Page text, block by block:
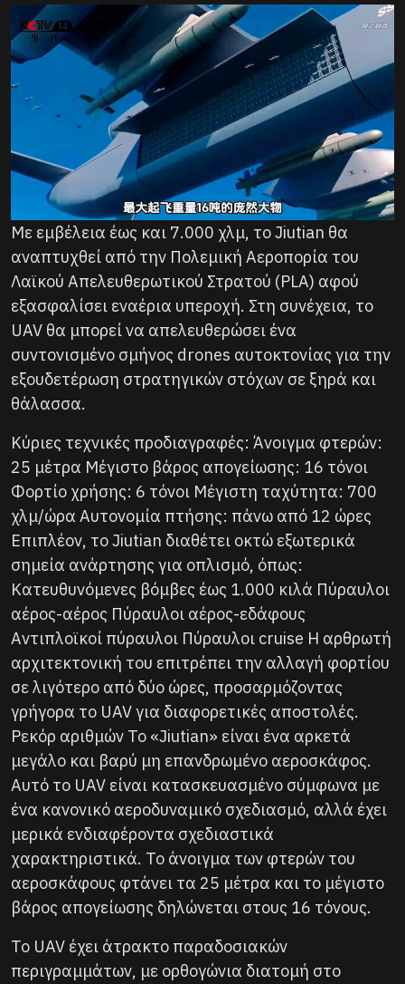
Με εμβέλεια έως και 7.000 χλμ, το Jiutian θα
αναπτυχθεί από την Πολεμική Αεροπορία του
Λαϊκού Απελευθερωτικού Στρατού (PLA) αφού
εξασφαλίσει εναέρια υπεροχή. Στη συνέχεια, το
UAV θα μπορεί να απελευθερώσει ένα
συντονισμένο σμήνος drones αυτοκτονίας για την
εξουδετέρωση στρατηγικών στόχων σε ξηρά και
θάλασσα.
Κύριες τεχνικές προδιαγραφές: Άνοιγμα φτερών:
25 μέτρα Μέγιστο βάρος απογείωσης: 16 τόνοι
Φορτίο χρήσης: 6 τόνοι Μέγιστη ταχύτητα: 700
χλμ/ώρα Αυτονομία πτήσης: πάνω από 12 ώρες
Επιπλέον, το Jiutian διαθέτει οκτώ εξωτερικά
σημεία ανάρτησης για οπλισμό, όπως:
Κατευθυνόμενες βόμβες έως 1.000 κιλά Πύραυλοι
αέρος-αέρος Πύραυλοι αέρος-εδάφους
Αντιπλοϊκοί πύραυλοι Πύραυλοι cruise Η αρθρωτή
αρχιτεκτονική του επιτρέπει την αλλαγή φορτίου
σε λιγότερο από δύο ώρες, προσαρμόζοντας
γρήγορα το UAV για διαφορετικές αποστολές.
Ρεκόρ αριθμών Το «Jiutian» είναι ένα αρκετά
μεγάλο και βαρύ μη επανδρωμένο αεροσκάφος.
Αυτό το UAV είναι κατασκευασμένο σύμφωνα με
ένα κανονικό αεροδυναμικό σχεδιασμό, αλλά έχει
μερικά ενδιαφέροντα σχεδιαστικά
χαρακτηριστικά. Το άνοιγμα των φτερών του
αεροσκάφους φτάνει τα 25 μέτρα και το μέγιστο
βάρος απογείωσης δηλώνεται στους 16 τόνους.
Το UAV έχει άτρακτο παραδοσιακών
περιγραμμάτων, με ορθογώνια διατομή στο